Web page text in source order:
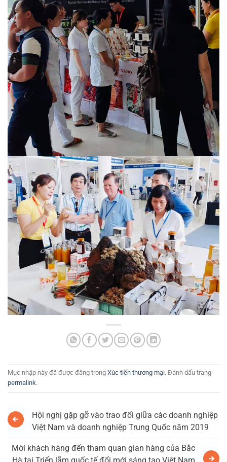
Mục nhập này đã được đăng trong Xúc tiến thương mại. Đánh dấu trang
permalink.
Hội nghị gặp gỡ vào trao đổi giữa các doanh nghiệp
Việt Nam và doanh nghiệp Trung Quốc năm 2019
Mời khách hàng đến tham quan gian hàng của Bắc